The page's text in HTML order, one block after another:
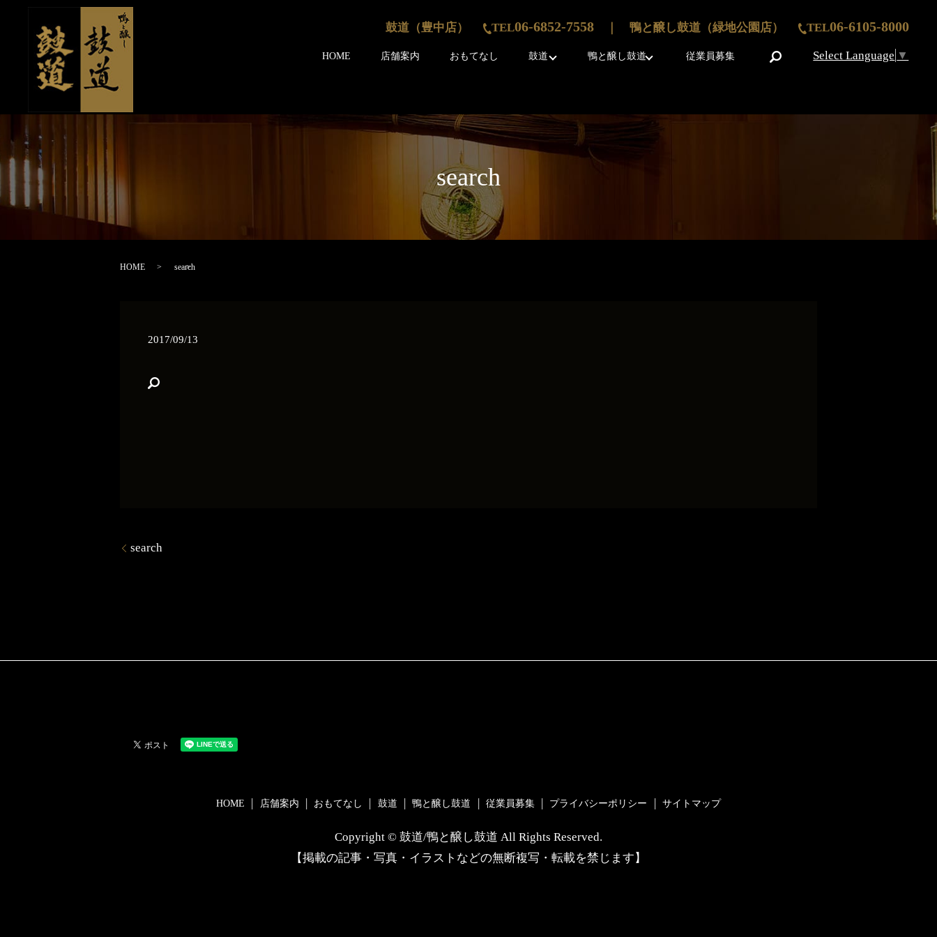
鼓道（豊中店） TEL06-6852-7558｜ 鴨と醸し鼓道（緑地公園店） TEL06-6105-8000
Select Language ▼
HOME 店舗案内 おもてなし 鼓道 鴨と醸し鼓道 従業員募集
search
HOME search
2017/09/13
search
HOME 店舗案内 おもてなし 鼓道 鴨と醸し鼓道 従業員募集 プライバシーポリシー サイトマップ
Copyright © 鼓道/鴨と醸し鼓道 All Rights Reserved.
【掲載の記事・写真・イラストなどの無断複写・転載を禁じます】